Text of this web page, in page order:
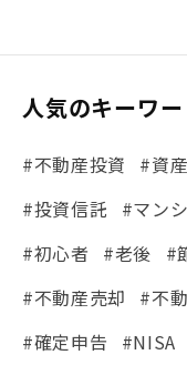
人気のキーワ
#不動産投資 #資
#投資信託
#マン
#初心者
#老後 #
#不動産売却
#不
#確定申告
#NISA